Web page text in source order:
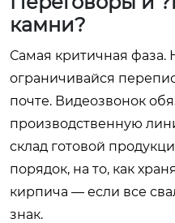
камни?
Самая критичная фаза.
ограничивайся
почте. Видеозвонок
производственную
склад готовой
порядок, на то, как
кирпича — если все
знак.